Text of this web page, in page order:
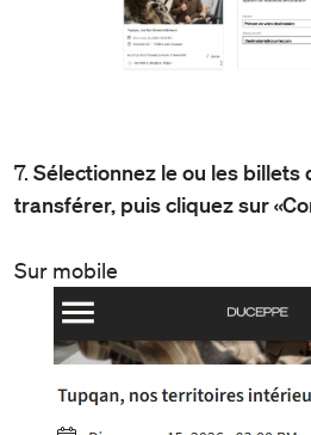
7. Sélectionnez le ou les billets
transférer, puis cliquez sur
Sur mobile